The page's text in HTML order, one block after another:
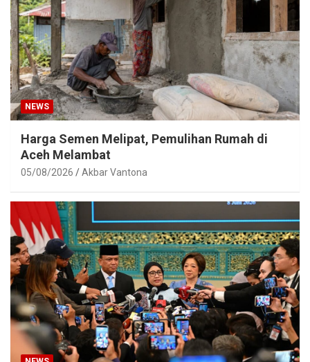
NEWS
Harga Semen Melipat, Pemulihan Rumah di
Aceh Melambat
05/08/2026 Akbar Vantona